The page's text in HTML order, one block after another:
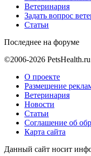
Ветеринария
Задать вопрос
Статьи
Последнее на форуме
©2006-2026 PetsHealth.ru
О проекте
Размещение
Ветеринария
Новости
Статьи
Соглашение об
Карта сайта
Данный сайт носит